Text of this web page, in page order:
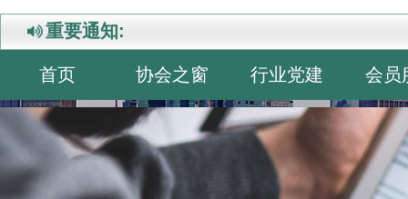
重要通知:
首页 协会之窗 行业党建 会员